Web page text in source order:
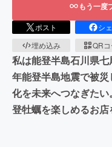
もう一度
ポスト シ
埋め込み
QR
私は能登半島石川県
年能登半島地震で被
化を未来へつなぎた
登牡蠣を楽しめるお店